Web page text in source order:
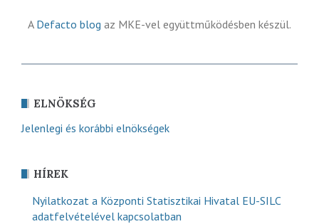
A Defacto blog az MKE-vel együttműködésben készül.
ELNÖKSÉG
Jelenlegi és korábbi elnökségek
HÍREK
Nyilatkozat a Központi Statisztikai Hivatal EU-SILC
adatfelvételével kapcsolatban